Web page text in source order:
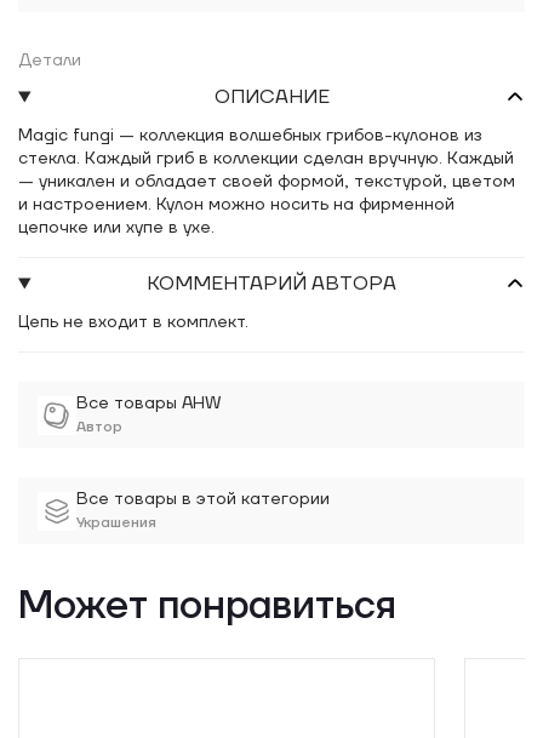
Все товары AHW
Автор
Все товары в этой категории
Украшения
Детали
ОПИСАНИЕ
Magic fungi — коллекция волшебных грибов-кулонов из
стекла. Каждый гриб в коллекции сделан вручную. Каждый
— уникален и обладает своей формой, текстурой, цветом
и настроением. Кулон можно носить на фирменной
цепочке или хупе в ухе.
КОММЕНТАРИЙ АВТОРА
Цепь не входит в комплект.
Может понравиться